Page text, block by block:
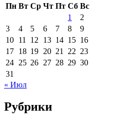
Пн Вт Ср Чт Пт Сб Вс
1
2
3
4 5 6 7 8
9
10 11 12 13 14 15 16
17 18 19 20 21 22 23
24 25 26 27 28 29 30
31
« Июл
Рубрики